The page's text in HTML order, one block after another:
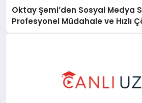
Oktay Şemi’den Sosyal Medya
Profesyonel Müdahale ve Hızlı